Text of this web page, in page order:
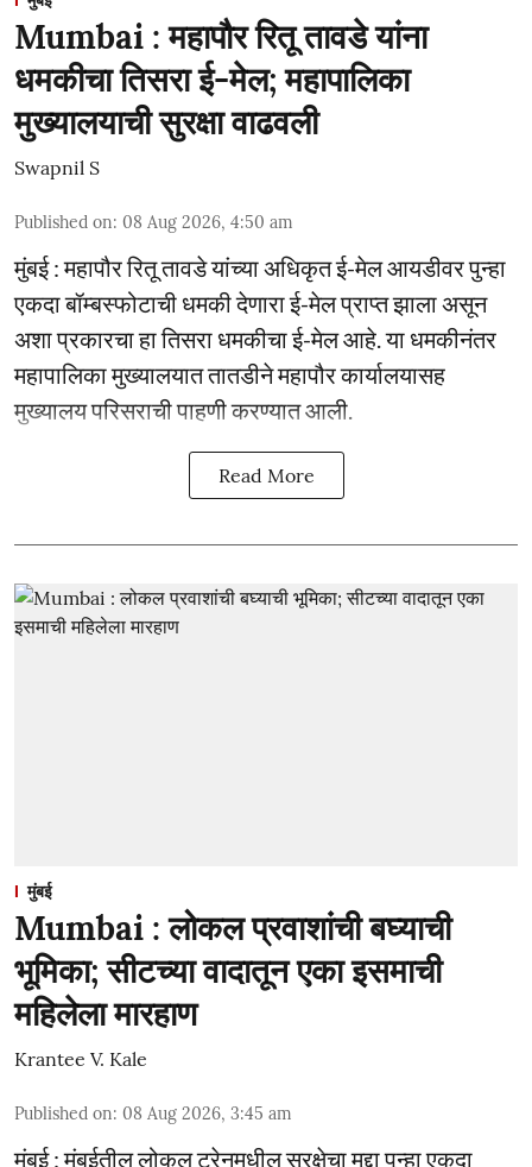
Mumbai : महापौर रितू तावडे यांना
धमकीचा तिसरा ई-मेल; महापालिका
मुख्यालयाची सुरक्षा वाढवली
Swapnil S
Published on: 08 Aug 2026, 4:50 am
मुंबई : महापौर रितू तावडे यांच्या अधिकृत ई-मेल आयडीवर पुन्हा
एकदा बॉम्बस्फोटाची धमकी देणारा ई-मेल प्राप्त झाला असून
अशा प्रकारचा हा तिसरा धमकीचा ई-मेल आहे. या धमकीनंतर
महापालिका मुख्यालयात तातडीने महापौर कार्यालयासह
मुख्यालय परिसराची पाहणी करण्यात आली.
Read More
मुंबई
Mumbai : लोकल प्रवाशांची बघ्याची
भूमिका; सीटच्या वादातून एका इसमाची
महिलेला मारहाण
Krantee V. Kale
Published on: 08 Aug 2026, 3:45 am
मुंबई : मुंबईतील लोकल ट्रेनमधील सुरक्षेचा मुद्दा पुन्हा एकदा